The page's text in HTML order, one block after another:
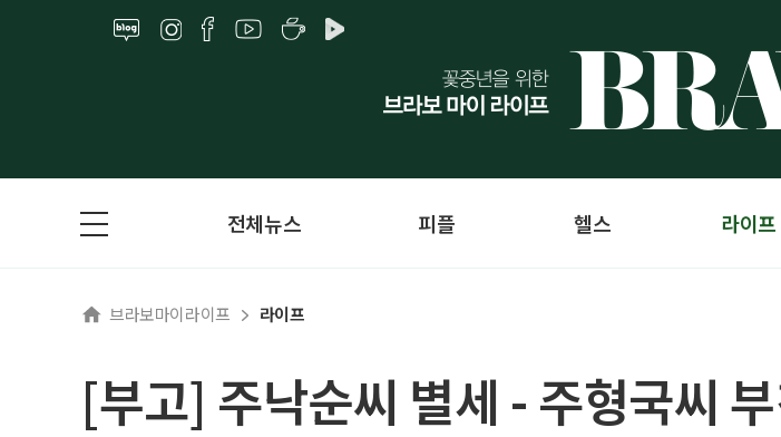
전체뉴스 피플 헬스 라이프
브라보마이라이프 라이프
[부고] 주낙순씨 별세 - 주형국씨